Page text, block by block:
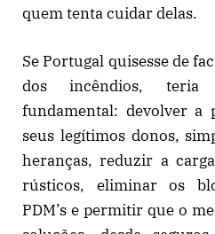
quem tenta cuidar delas.
Se Portugal quisesse de
dos incêndios,
fundamental: devolver a
seus legítimos donos,
heranças, reduzir a
rústicos, eliminar os
PDM’s e permitir que o